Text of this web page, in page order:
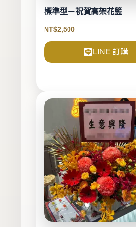
標準型－祝賀高架花籃
NT$2,500
LINE 訂購